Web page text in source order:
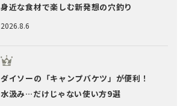
2026.8.6
身近な食材で楽しむ新発想の穴釣り
ダイソーの「キャンプバケツ」が便利！
水汲み…だけじゃない使い方9選